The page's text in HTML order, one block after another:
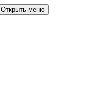
Открыть меню